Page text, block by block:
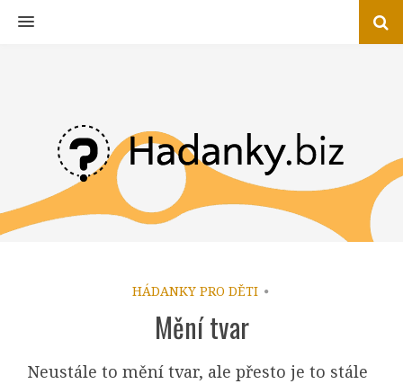
MENU
HÁDANKY PRO DĚTI
Mění tvar
Neustále to mění tvar, ale přesto je to stále